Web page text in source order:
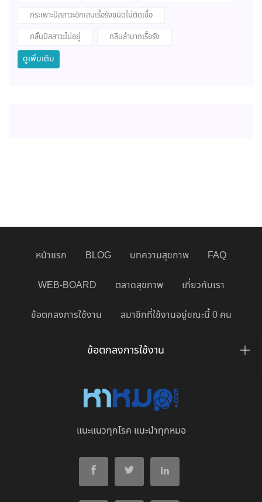
กระเพาะปัสสาวะอักเสบเรื้อรังชนิดไม่ติดเชื้อ
กลั้นปัสสาวะไม่อยู่
กลืนลำบากเรื้อรัง
ดูเพิ่มเติม
หน้าแรก BLOG บทความสุขภาพ FAQ
WEB-BOARD ตลาดสุขภาพ เกี่ยวกับเรา
ข้อตกลงการใช้งาน สมาชิกที่ใช้งานอยู่ขณะนี้ 0 คน
ข้อตกลงการใช้งาน
แนะแนวทุกโรค แนะนำทุกหมอ